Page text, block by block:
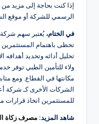
إذا كنت بحاجة إلى مزيد من
الرسمي للشركة أو موقع
في الختام، يُعتبر سهم شركة
تحظى باهتمام المستثمرين
تحليل أدائه وتحديد
ولاء للتأمين الطبي توفر
مكانتها في القطاع. ومع
الشركات الأخرى كـ شركة
للمستثمرين اتخاذ قرارات
شاهد المزيد: مصرف زكاة